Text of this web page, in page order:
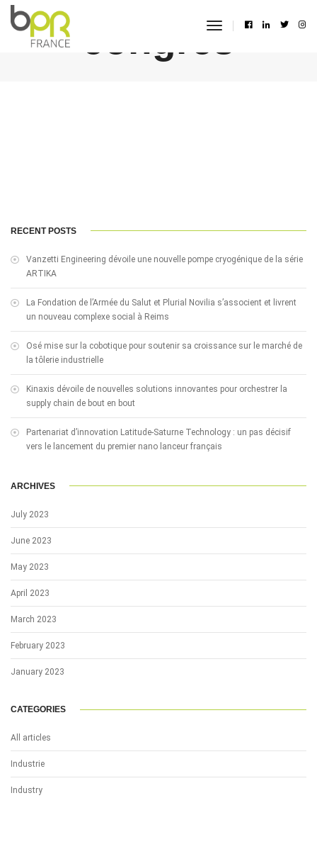
toggle
congrès
RECENT POSTS
Vanzetti Engineering dévoile une nouvelle pompe cryogénique de la série
ARTIKA
La Fondation de l’Armée du Salut et Plurial Novilia s’associent et livrent
un nouveau complexe social à Reims
Osé mise sur la cobotique pour soutenir sa croissance sur le marché de
la tôlerie industrielle
Kinaxis dévoile de nouvelles solutions innovantes pour orchestrer la
supply chain de bout en bout
Partenariat d’innovation Latitude-Saturne Technology : un pas décisif
vers le lancement du premier nano lanceur français
ARCHIVES
July 2023
June 2023
May 2023
April 2023
March 2023
February 2023
January 2023
CATEGORIES
All articles
Industrie
Industry